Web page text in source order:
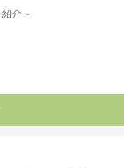
介～